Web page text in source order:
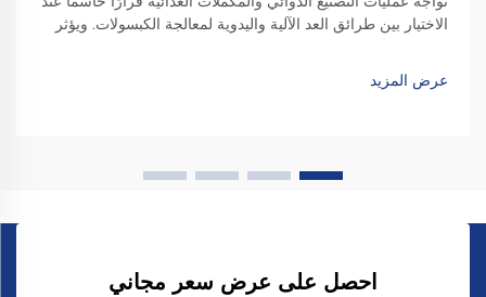
الاختيار بين طرائق العد الآلية واليدوية لمعالجة الكبسولات. ويؤثر
عرض المزيد
احصل على عرض سعر مجاني